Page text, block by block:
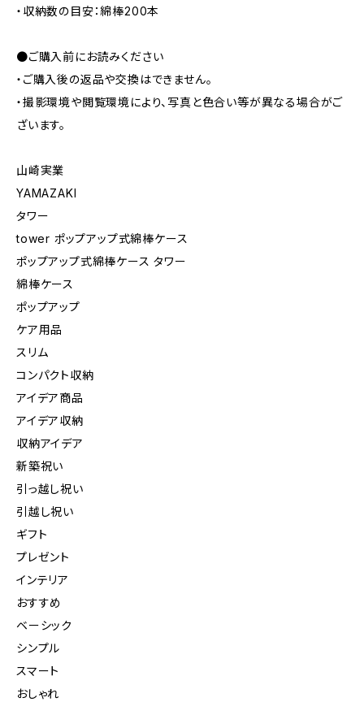
・収納数の目安：綿棒200本
●ご購入前にお読みください
・ご購入後の返品や交換はできません。
・撮影環境や閲覧環境により、写真と色合い等が異なる場合がご
ざいます。
山崎実業
YAMAZAKI
タワー
tower ポップアップ式綿棒ケース
ポップアップ式綿棒ケース タワー
綿棒ケース
ポップアップ
ケア用品
スリム
コンパクト収納
アイデア商品
アイデア収納
収納アイデア
新築祝い
引っ越し祝い
引越し祝い
ギフト
プレゼント
インテリア
おすすめ
ベーシック
シンプル
スマート
おしゃれ